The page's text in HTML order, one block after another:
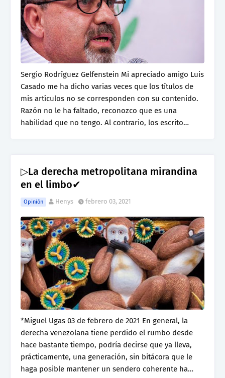
Sergio Rodríguez Gelfenstein Mi apreciado amigo Luis
Casado me ha dicho varias veces que los títulos de
mis artículos no se corresponden con su contenido.
Razón no le ha faltado, reconozco que es una
habilidad que no tengo. Al contrario, los escrito…
▷La derecha metropolitana mirandina
en el limbo✔
Opinión Henys febrero 03, 2021
*Miguel Ugas 03 de febrero de 2021 En general, la
derecha venezolana tiene perdido el rumbo desde
hace bastante tiempo, podría decirse que ya lleva,
prácticamente, una generación, sin bitácora que le
haga posible mantener un sendero coherente ha…